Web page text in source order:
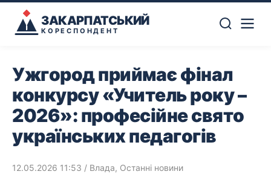
ЗАКАРПАТСЬКИЙ
КОРЕСПОНДЕНТ
Ужгород приймає фінал
конкурсу «Учитель року –
2026»: професійне свято
українських педагогів
12.05.2026 11:53 / Влада, Останні новини